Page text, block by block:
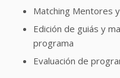
Matching Mentores
Edición de guiás y
programa
Evaluación de